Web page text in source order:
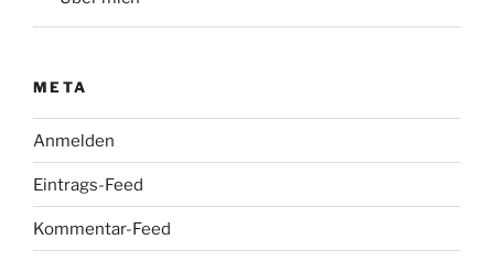
META
Anmelden
Eintrags-Feed
Kommentar-Feed